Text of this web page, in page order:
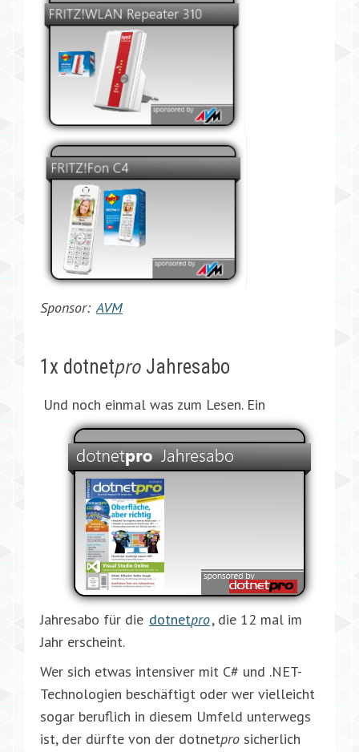
Sponsor: AVM
1x dotnetpro Jahresabo
Und noch einmal was zum Lesen. Ein
Jahresabo für die dotnetpro, die 12 mal im
Jahr erscheint.
Wer sich etwas intensiver mit C# und .NET-
Technologien beschäftigt oder wer vielleicht
sogar beruflich in diesem Umfeld unterwegs
ist, der dürfte von der dotnetpro sicherlich